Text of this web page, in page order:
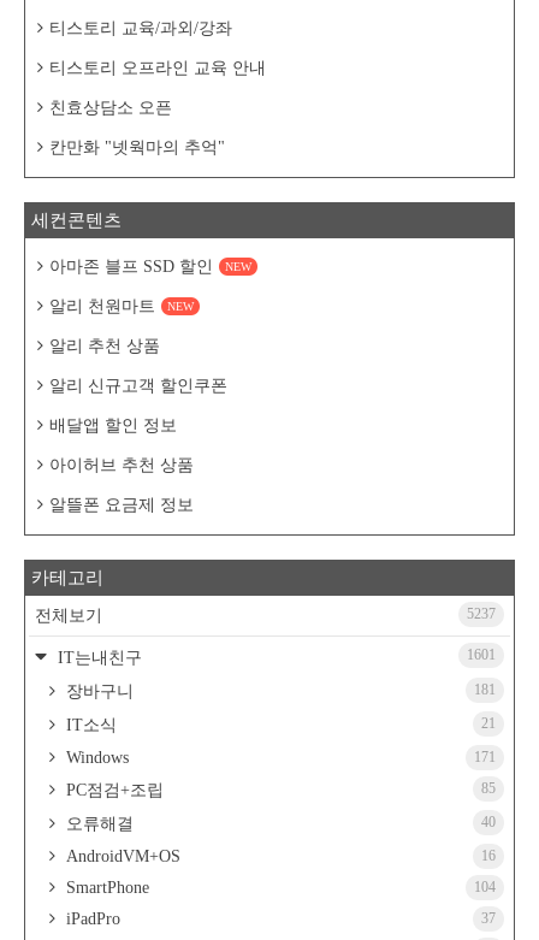
티스토리 교육/과외/강좌
티스토리 오프라인 교육 안내
친효상담소 오픈
칸만화 "넷웍마의 추억"
세컨콘텐츠
아마존 블프 SSD 할인 NEW
알리 천원마트 NEW
알리 추천 상품
알리 신규고객 할인쿠폰
배달앱 할인 정보
아이허브 추천 상품
알뜰폰 요금제 정보
카테고리
전체보기 5237
IT는내친구 1601
장바구니 181
IT소식 21
Windows 171
PC점검+조립 85
오류해결 40
AndroidVM+OS 16
SmartPhone 104
iPadPro 37